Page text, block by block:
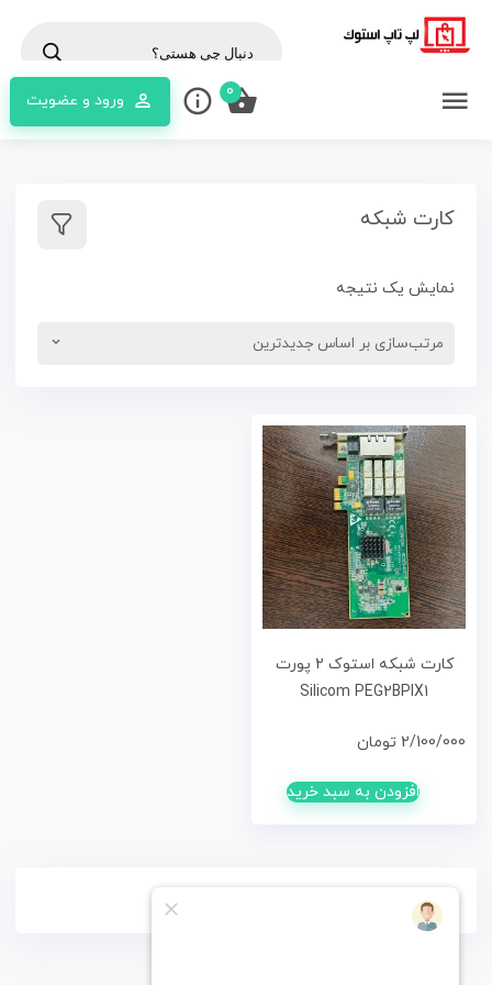
ورود و عضویت 0
کارت شبکه
نمایش یک نتیجه
کارت شبکه استوک 2 پورت
Silicom PEG2BPIX1
2/100/000 تومان
افزودن به سبد خرید
فقط کالاهای موجود